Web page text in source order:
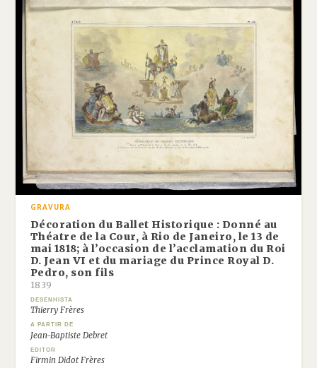
GRAVURA
Décoration du Ballet Historique : Donné au
Théatre de la Cour, à Rio de Janeiro, le 13 de
mai 1818; à l’occasion de l’acclamation du Roi
D. Jean VI et du mariage du Prince Royal D.
Pedro, son fils
1839
DESENHISTA
Thierry Frères
A PARTIR DE
Jean-Baptiste Debret
EDITOR
Firmin Didot Frères